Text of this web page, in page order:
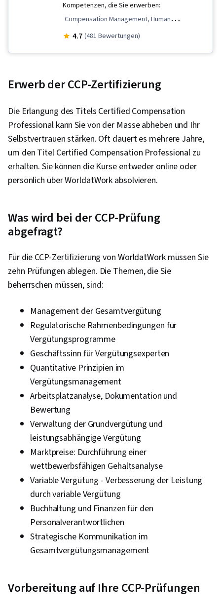
Kompetenzen, die Sie erwerben:
Compensation Management, Human
Resources, Compensation Strategy, Human
Benefits, Job Evaluation
4.7 (481 Bewertungen)
Erwerb der CCP-Zertifizierung
Die Erlangung des Titels Certified Compensation
Professional kann Sie von der Masse abheben und Ihr
Selbstvertrauen stärken. Oft dauert es mehrere Jahre,
um den Titel Certified Compensation Professional zu
erhalten. Sie können die Kurse entweder online oder
persönlich über WorldatWork absolvieren.
Was wird bei der CCP-Prüfung
abgefragt?
Für die CCP-Zertifizierung von WorldatWork müssen Sie
zehn Prüfungen ablegen. Die Themen, die Sie
beherrschen müssen, sind:
Management der Gesamtvergütung
Regulatorische Rahmenbedingungen für
Vergütungsprogramme
Geschäftssinn für Vergütungsexperten
Quantitative Prinzipien im
Vergütungsmanagement
Arbeitsplatzanalyse, Dokumentation und
Bewertung
Verwaltung der Grundvergütung und
leistungsabhängige Vergütung
Marktpreise: Durchführung einer
wettbewerbsfähigen Gehaltsanalyse
Variable Vergütung - Verbesserung der Leistung
durch variable Vergütung
Buchhaltung und Finanzen für den
Personalverantwortlichen
Strategische Kommunikation im
Gesamtvergütungsmanagement
Vorbereitung auf Ihre CCP-Prüfungen